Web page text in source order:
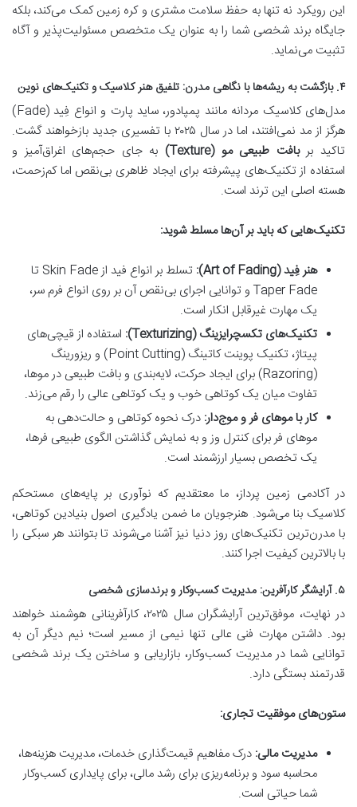
این رویکرد نه تنها به حفظ سلامت مشتری و کره زمین کمک می‌کند، بلکه
جایگاه برند شخصی شما را به عنوان یک متخصص مسئولیت‌پذیر و آگاه
تثبیت می‌نماید.
۴. بازگشت به ریشه‌ها با نگاهی مدرن: تلفیق هنر کلاسیک و تکنیک‌های نوین
مدل‌های کلاسیک مردانه مانند پمپادور، ساید پارت و انواع فِید (Fade)
هرگز از مد نمی‌افتند، اما در سال ۲۰۲۵ با تفسیری جدید بازخواهند گشت.
تاکید بربافت طبیعی مو (Texture)
به جای حجم‌های اغراق‌آمیز و
استفاده از تکنیک‌های پیشرفته برای ایجاد ظاهری بی‌نقص اما کم‌زحمت،
هسته اصلی این ترند است.
تکنیک‌هایی که باید بر آن‌ها مسلط شوید:
هنر فِید (Art of Fading):
تسلط بر انواع فید از Skin Fade تا
Taper Fade و توانایی اجرای بی‌نقص آن بر روی انواع فرم سر،
یک مهارت غیرقابل انکار است.
تکنیک‌های تکسچرایزینگ (Texturizing):
استفاده از قیچی‌های
پیتاژ، تکنیک پوینت کاتینگ (Point Cutting) و ریزورینگ
(Razoring) برای ایجاد حرکت، لایه‌بندی و بافت طبیعی در موها،
تفاوت میان یک کوتاهی خوب و یک کوتاهی عالی را رقم می‌زند.
کار با موهای فر و موج‌دار: درک نحوه کوتاهی و حالت‌دهی به
موهای فر برای کنترل وز و به نمایش گذاشتن الگوی طبیعی فرها،
یک تخصص بسیار ارزشمند است.
در آکادمی زمین پرداز، ما معتقدیم که نوآوری بر پایه‌های مستحکم
کلاسیک بنا می‌شود. هنرجویان ما ضمن یادگیری اصول بنیادین کوتاهی،
با مدرن‌ترین تکنیک‌های روز دنیا نیز آشنا می‌شوند تا بتوانند هر سبکی را
با بالاترین کیفیت اجرا کنند.
۵. آرایشگر کارآفرین: مدیریت کسب‌وکار و برندسازی شخصی
در نهایت، موفق‌ترین آرایشگران سال ۲۰۲۵، کارآفرینانی هوشمند خواهند
بود. داشتن مهارت فنی عالی تنها نیمی از مسیر است؛ نیم دیگر آن به
توانایی شما در مدیریت کسب‌وکار، بازاریابی و ساختن یک برند شخصی
قدرتمند بستگی دارد.
ستون‌های موفقیت تجاری:
مدیریت مالی: درک مفاهیم قیمت‌گذاری خدمات، مدیریت هزینه‌ها،
محاسبه سود و برنامه‌ریزی برای رشد مالی، برای پایداری کسب‌وکار
شما حیاتی است.